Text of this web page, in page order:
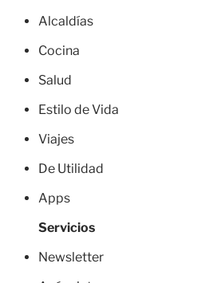
Alcaldías
Cocina
Salud
Estilo de Vida
Viajes
De Utilidad
Apps
Servicios
Newsletter